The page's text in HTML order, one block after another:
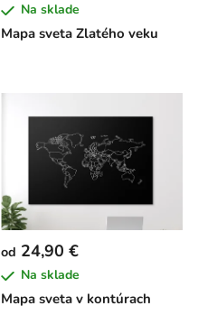
Mapa sveta Zlatého veku
Na sklade
Mapa sveta v kontúrach
od 24,90 €
Na sklade